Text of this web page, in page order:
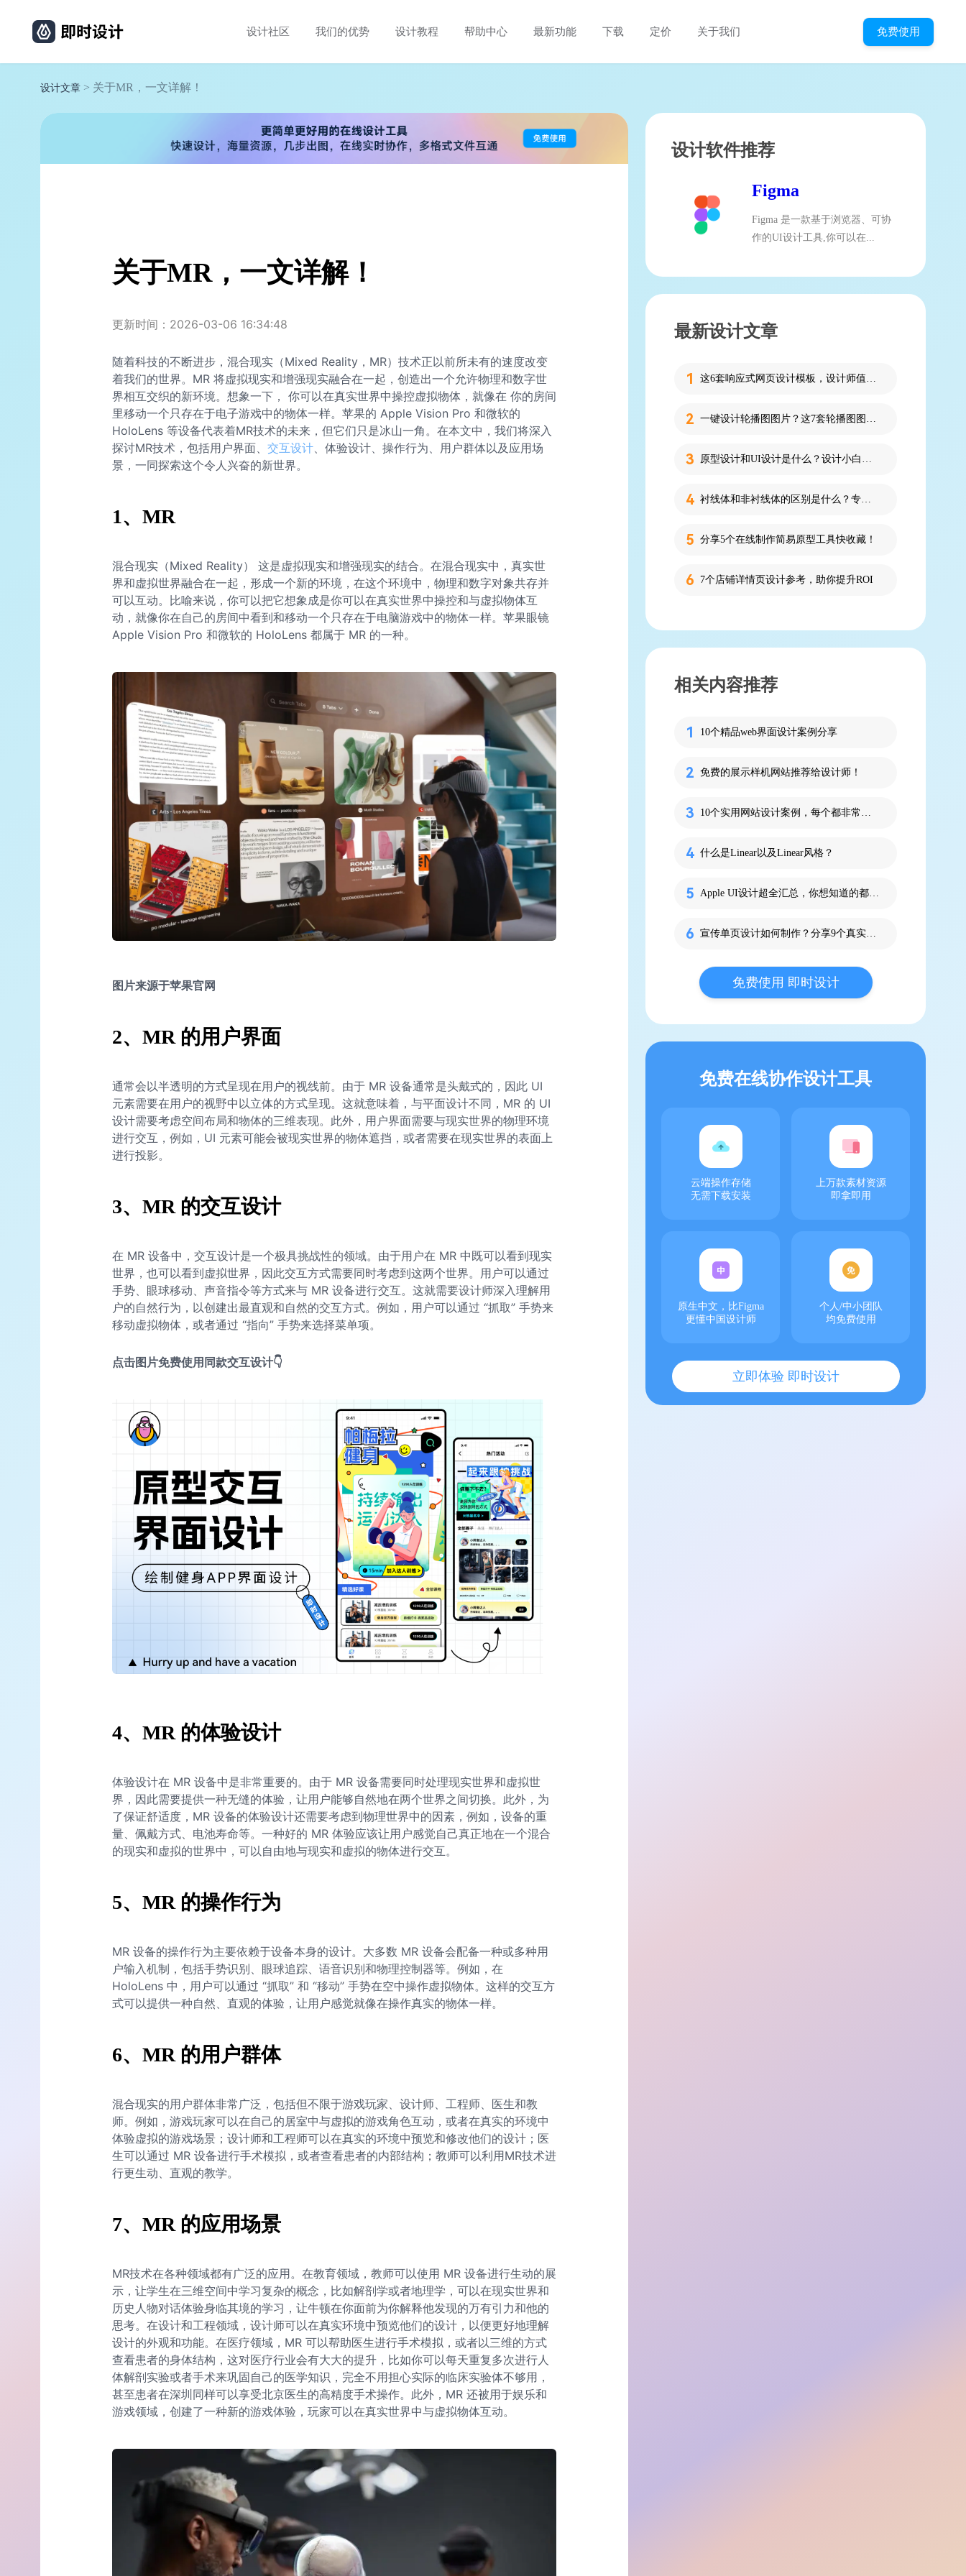
设计社区 我们的优势 设计教程 帮助中心 最新功能 下载 定价 关于我们 免费使用
设计文章 > 关于MR，一文详解！
关于MR，一文详解！
更新时间：2026-03-06 16:34:48
随着科技的不断进步，混合现实（Mixed Reality，MR）技术正以前所未有的速度改变
着我们的世界。MR 将虚拟现实和增强现实融合在一起，创造出一个允许物理和数字世
界相互交织的新环境。想象一下， 你可以在真实世界中操控虚拟物体，就像在 你的房间
里移动一个只存在于电子游戏中的物体一样。苹果的 Apple Vision Pro 和微软的
HoloLens 等设备代表着MR技术的未来，但它们只是冰山一角。在本文中，我们将深入
探讨MR技术，包括用户界面、 交互设计、体验设计、操作行为、用户群体以及应用场
景，一同探索这个令人兴奋的新世界。
1、MR
混合现实（Mixed Reality） 这是虚拟现实和增强现实的结合。在混合现实中，真实世
界和虚拟世界融合在一起，形成一个新的环境，在这个环境中，物理和数字对象共存并
可以互动。比喻来说，你可以把它想象成是你可以在真实世界中操控和与虚拟物体互
动，就像你在自己的房间中看到和移动一个只存在于电脑游戏中的物体一样。苹果眼镜
Apple Vision Pro 和微软的 HoloLens 都属于 MR 的一种。
图片来源于苹果官网
2、MR 的用户界面
通常会以半透明的方式呈现在用户的视线前。由于 MR 设备通常是头戴式的，因此 UI
元素需要在用户的视野中以立体的方式呈现。这就意味着，与平面设计不同，MR 的 UI
设计需要考虑空间布局和物体的三维表现。此外，用户界面需要与现实世界的物理环境
进行交互，例如，UI 元素可能会被现实世界的物体遮挡，或者需要在现实世界的表面上
进行投影。
3、MR 的交互设计
在 MR 设备中，交互设计是一个极具挑战性的领域。由于用户在 MR 中既可以看到现实
世界，也可以看到虚拟世界，因此交互方式需要同时考虑到这两个世界。用户可以通过
手势、眼球移动、声音指令等方式来与 MR 设备进行交互。这就需要设计师深入理解用
户的自然行为，以创建出最直观和自然的交互方式。例如，用户可以通过 “抓取” 手势来
移动虚拟物体，或者通过 “指向” 手势来选择菜单项。
点击图片免费使用同款交互设计👇
4、MR 的体验设计
体验设计在 MR 设备中是非常重要的。由于 MR 设备需要同时处理现实世界和虚拟世
界，因此需要提供一种无缝的体验，让用户能够自然地在两个世界之间切换。此外，为
了保证舒适度，MR 设备的体验设计还需要考虑到物理世界中的因素，例如，设备的重
量、佩戴方式、电池寿命等。一种好的 MR 体验应该让用户感觉自己真正地在一个混合
的现实和虚拟的世界中，可以自由地与现实和虚拟的物体进行交互。
5、MR 的操作行为
MR 设备的操作行为主要依赖于设备本身的设计。大多数 MR 设备会配备一种或多种用
户输入机制，包括手势识别、眼球追踪、语音识别和物理控制器等。例如，在
HoloLens 中，用户可以通过 “抓取” 和 “移动” 手势在空中操作虚拟物体。这样的交互方
式可以提供一种自然、直观的体验，让用户感觉就像在操作真实的物体一样。
6、MR 的用户群体
混合现实的用户群体非常广泛，包括但不限于游戏玩家、设计师、工程师、医生和教
师。例如，游戏玩家可以在自己的居室中与虚拟的游戏角色互动，或者在真实的环境中
体验虚拟的游戏场景；设计师和工程师可以在真实的环境中预览和修改他们的设计；医
生可以通过 MR 设备进行手术模拟，或者查看患者的内部结构；教师可以利用MR技术进
行更生动、直观的教学。
7、MR 的应用场景
MR技术在各种领域都有广泛的应用。在教育领域，教师可以使用 MR 设备进行生动的展
示，让学生在三维空间中学习复杂的概念，比如解剖学或者地理学，可以在现实世界和
历史人物对话体验身临其境的学习，让牛顿在你面前为你解释他发现的万有引力和他的
思考。在设计和工程领域，设计师可以在真实环境中预览他们的设计，以便更好地理解
设计的外观和功能。在医疗领域，MR 可以帮助医生进行手术模拟，或者以三维的方式
查看患者的身体结构，这对医疗行业会有大大的提升，比如你可以每天重复多次进行人
体解剖实验或者手术来巩固自己的医学知识，完全不用担心实际的临床实验体不够用，
甚至患者在深圳同样可以享受北京医生的高精度手术操作。此外，MR 还被用于娱乐和
游戏领域，创建了一种新的游戏体验，玩家可以在真实世界中与虚拟物体互动。
设计软件推荐
Figma
Figma 是一款基于浏览器、可协
作的UI设计工具,你可以在...
最新设计文章
这6套响应式网页设计模板，设计师值得收藏！
一键设计轮播图图片？这7套轮播图图片资源快收藏！
原型设计和UI设计是什么？设计小白必看的科普！
衬线体和非衬线体的区别是什么？专为设计新人解答！
分享5个在线制作简易原型工具快收藏！
7个店铺详情页设计参考，助你提升ROI
相关内容推荐
10个精品web界面设计案例分享
免费的展示样机网站推荐给设计师！
10个实用网站设计案例，每个都非常有特色
什么是Linear以及Linear风格？
Apple UI设计超全汇总，你想知道的都在这！
宣传单页设计如何制作？分享9个真实设计案例
免费使用 即时设计
免费在线协作设计工具
云端操作存储
无需下载安装
上万款素材资源
即拿即用
原生中文，比Figma
更懂中国设计师
个人/中小团队
均免费使用
立即体验 即时设计